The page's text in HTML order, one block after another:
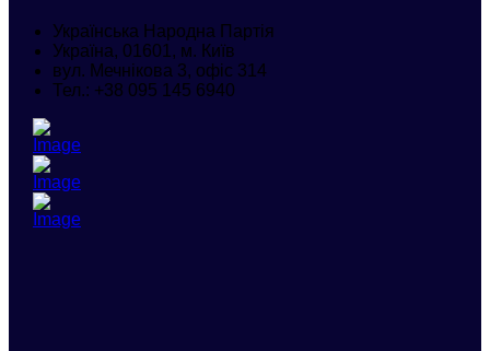
Українська Народна Партія
Україна, 01601, м. Київ
вул. Мечнікова 3, офіс 314
Тел.: +38 095 145 6940